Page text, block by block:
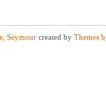
Seymour created by Themes